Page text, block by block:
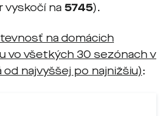
vyskočí na 5745).
na domácich
vo všetkých 30 sezónach v
od najvyššej po najnižšiu):